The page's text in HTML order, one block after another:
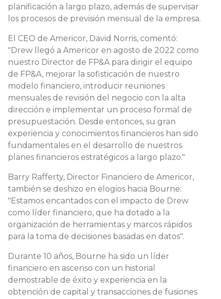
planificación a largo plazo, además de supervisar
los procesos de previsión mensual de la empresa.
El CEO de Americor, David Norris, comentó:
"Drew llegó a Americor en agosto de 2022 como
nuestro Director de FP&A para dirigir el equipo
de FP&A, mejorar la sofisticación de nuestro
modelo financiero, introducir reuniones
mensuales de revisión del negocio con la alta
dirección e implementar un proceso formal de
presupuestación. Desde entonces, su gran
experiencia y conocimientos financieros han sido
fundamentales en el desarrollo de nuestros
planes financieros estratégicos a largo plazo."
Barry Rafferty, Director Financiero de Americor,
también se deshizo en elogios hacia Bourne:
"Estamos encantados con el impacto de Drew
como líder financiero, que ha dotado a la
organización de herramientas y marcos rápidos
para la toma de decisiones basadas en datos".
Durante 10 años, Bourne ha sido un líder
financiero en ascenso con un historial
demostrable de éxito y experiencia en la
obtención de capital y transacciones de fusiones